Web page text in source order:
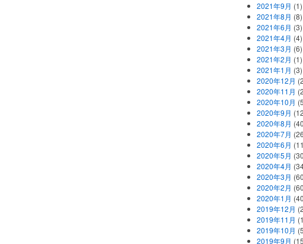
2021年9月 (1)
2021年8月 (8)
2021年6月 (3)
2021年4月 (4)
2021年3月 (6)
2021年2月 (1)
2021年1月 (3)
2020年12月
2020年11月
2020年10月
2020年9月
2020年8月
2020年7月
2020年6月
2020年5月
2020年4月
2020年3月
2020年2月
2020年1月
2019年12月
2019年11月
2019年10月
2019年9月